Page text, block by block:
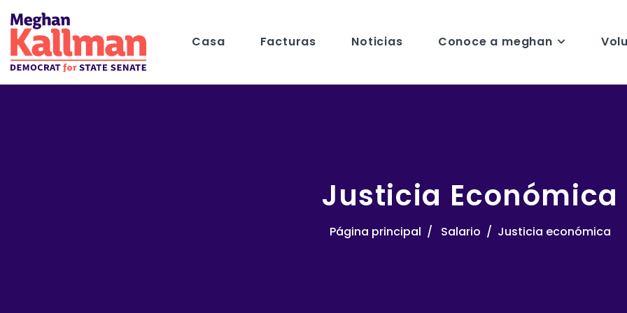
Casa Facturas Noticias Conoce a meghan
Justicia Económica
Página principal Salario Justicia económica